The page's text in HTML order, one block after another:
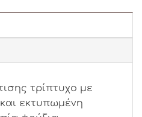
τρίπτυχο με
εκτυπωμένη